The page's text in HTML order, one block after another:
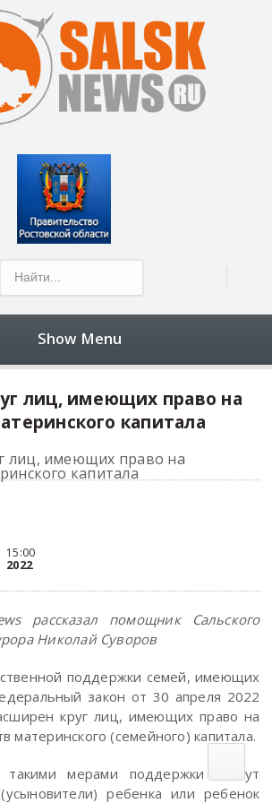
Show Menu
лиц, имеющих право на
капитала
15:00
2022
рассказал помощник Сальского
Николай Суворов
поддержки семей, имеющих
закон от 30 апреля 2022
круг лиц, имеющих право на
материнского (семейного) капитала.
такими мерами поддержки смогут
ребенка или ребенок